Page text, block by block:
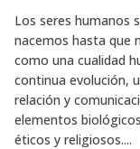
Los seres humanos
nacemos hasta que
como una cualidad
continua evolución,
relación y
elementos
éticos y religiosos....